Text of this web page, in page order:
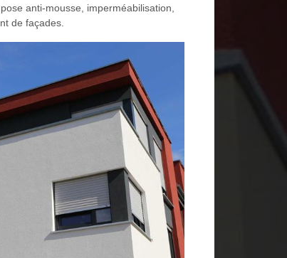
anti-mousse, imperméabilisation,
de façades.